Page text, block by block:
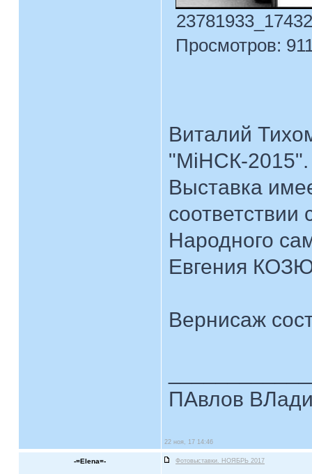
Просмотров:
Виталий
"МiНСК-2015".
Выставка
Народного
Евгения
Вернисаж
ПАвлов
22 ноя, 17 14:46
-=Elena=- Фотовыставки. НОЯБРЬ 2017